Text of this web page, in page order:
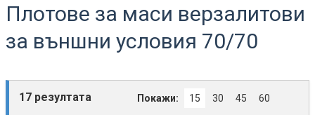
Плотове за маси верзалитови
за външни условия 70/70
17 резултата Покажи: 15 30 45 60